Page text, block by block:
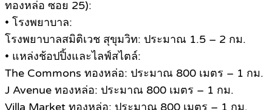
ทองหล่อ ซอย 25):
• โรงพยาบาล:
โรงพยาบาลสมิติเวช สุขุมวิท: ประมาณ 1.5 – 2 กม.
• แหล่งช้อปปิ้งและไลฟ์สไตล์:
The Commons ทองหล่อ: ประมาณ 800 เมตร – 1 กม.
J Avenue ทองหล่อ: ประมาณ 800 เมตร – 1 กม.
Villa Market ทองหล่อ: ประมาณ 800 เมตร – 1 กม.